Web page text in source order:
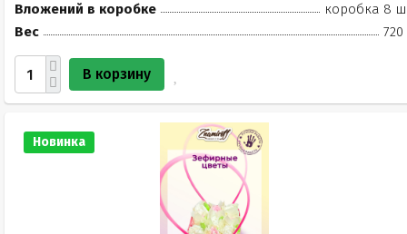
Вложений в коробке
коробка 8
Вес
720
В корзину
Новинка